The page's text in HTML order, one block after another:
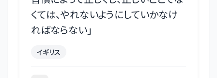
くては、やれないようにしていかなけ
ればならない」
イギリス